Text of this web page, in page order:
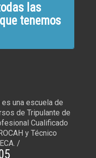
las
tenemos
una escuela de
de Tripulante de
Cualificado
y Técnico
/